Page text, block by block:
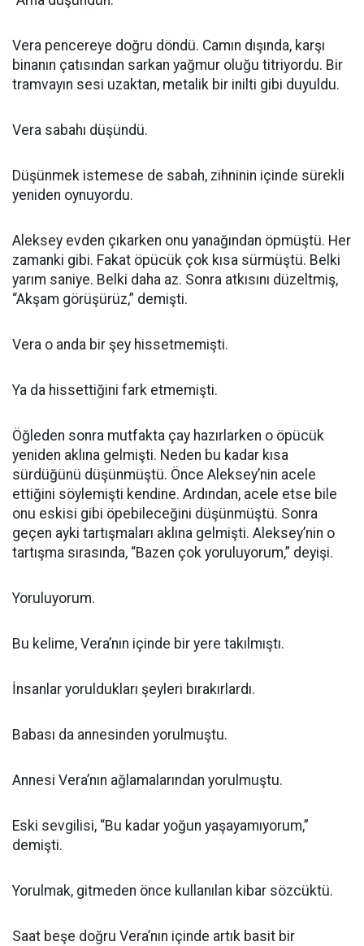
Vera pencereye doğru döndü. Camın dışında, karşı
binanın çatısından sarkan yağmur oluğu titriyordu. Bir
tramvayın sesi uzaktan, metalik bir inilti gibi duyuldu.
Vera sabahı düşündü.
Düşünmek istemese de sabah, zihninin içinde sürekli
yeniden oynuyordu.
Aleksey evden çıkarken onu yanağından öpmüştü. Her
zamanki gibi. Fakat öpücük çok kısa sürmüştü. Belki
yarım saniye. Belki daha az. Sonra atkısını düzeltmiş,
“Akşam görüşürüz,” demişti.
Vera o anda bir şey hissetmemişti.
Ya da hissettiğini fark etmemişti.
Öğleden sonra mutfakta çay hazırlarken o öpücük
yeniden aklına gelmişti. Neden bu kadar kısa
sürdüğünü düşünmüştü. Önce Aleksey’nin acele
ettiğini söylemişti kendine. Ardından, acele etse bile
onu eskisi gibi öpebileceğini düşünmüştü. Sonra
geçen ayki tartışmaları aklına gelmişti. Aleksey’nin o
tartışma sırasında, “Bazen çok yoruluyorum,” deyişi.
Yoruluyorum.
Bu kelime, Vera’nın içinde bir yere takılmıştı.
İnsanlar yoruldukları şeyleri bırakırlardı.
Babası da annesinden yorulmuştu.
Annesi Vera’nın ağlamalarından yorulmuştu.
Eski sevgilisi, “Bu kadar yoğun yaşayamıyorum,”
demişti.
Yorulmak, gitmeden önce kullanılan kibar sözcüktü.
Saat beşe doğru Vera’nın içinde artık basit bir